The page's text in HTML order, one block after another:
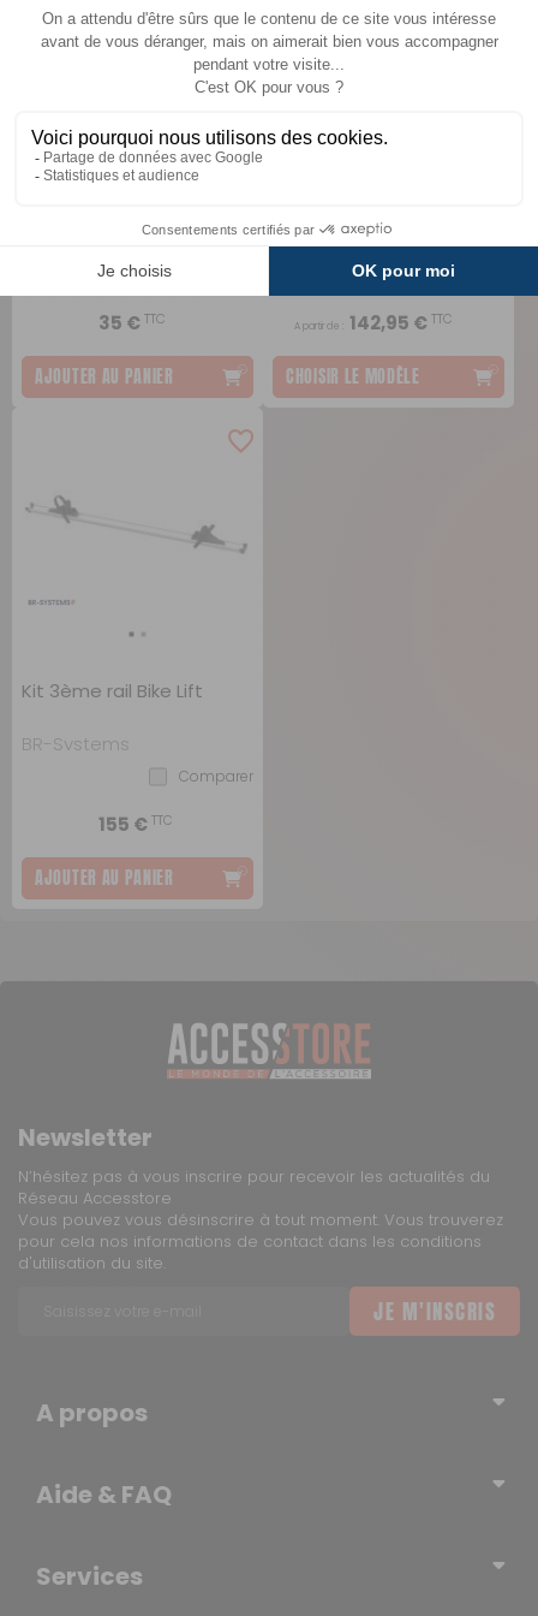
Verrouillage
35 €TTC
AJOUTER AU PANIER
Thule
A partir de : 142,95 €TTC
CHOISIR LE MODÈLE
Kit 3ème rail Bike Lift
BR-Systems
Comparer
155 €TTC
AJOUTER AU PANIER
Newsletter
N’hésitez pas à vous inscrire pour recevoir les actualités du
Réseau Accesstore
Vous pouvez vous désinscrire à tout moment. Vous trouverez
pour cela nos informations de contact dans les conditions
d'utilisation du site.
JE M'INSCRIS
A propos
Blog – l’actualité du Réseau
Aide & FAQ
Newsletter
Services